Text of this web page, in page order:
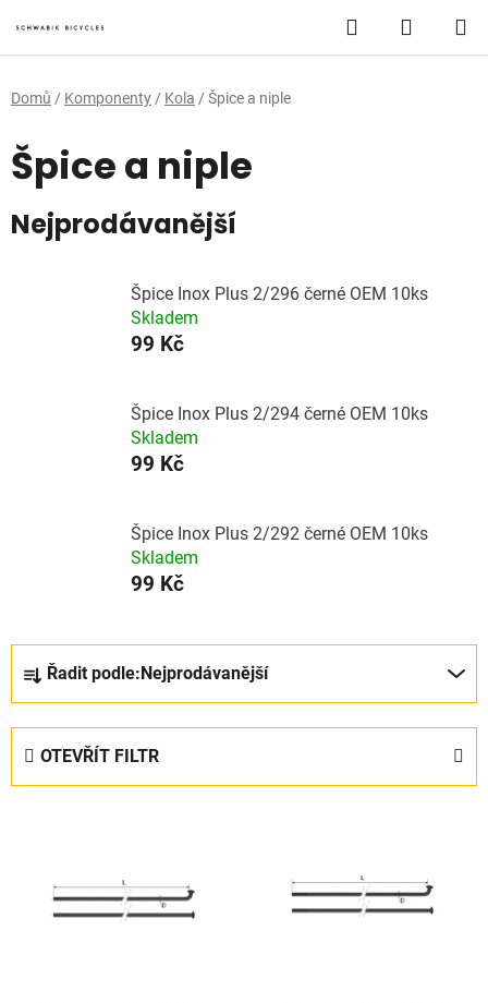
na
obsah
Hledat
KOŠÍK
Domů / Komponenty / Kola / Špice a niple
Špice a niple
Nejprodávanější
Špice Inox Plus 2/296 černé OEM 10ks
Skladem
99 Kč
Špice Inox Plus 2/294 černé OEM 10ks
Skladem
99 Kč
Špice Inox Plus 2/292 černé OEM 10ks
Skladem
99 Kč
Ř
a
z
e
n
Řadit podle: Nejprodávanější
OTEVŘÍT FILTR